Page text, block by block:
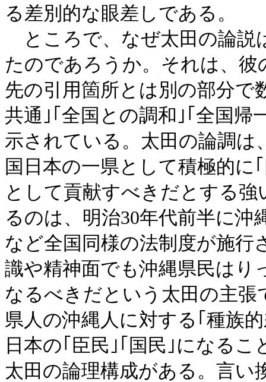
る差別的な眼差しである。
ところで、なぜ太田の論説
たのであろうか。それは、
先の引用箇所とは別の部分で
共通｣｢全国との調和｣｢全国帰
示されている。太田の論調は
国日本の一県として積極的に
として貢献すべきだとする
るのは、明治30年代前半に沖
など全国同様の法制度が施
識や精神面でも沖縄県民はり
なるべきだという太田の主
県人の沖縄人に対する｢種族
日本の｢臣民｣｢国民｣になる
太田の論理構成がある。言い